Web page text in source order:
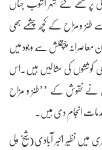
پر لکھے گئے شہر آشوب جہاں
طنز و مزاح کے کچھ چشمے بھی
معاصرانہ چپقلش سے وجود میں
کوششوں کی مثالیں ہیں۔اس
نے نقوش کے ’’طنز و مزاح
انجام دی ہیں۔
میں نظیر اکبر آبادی(شیخ ولی